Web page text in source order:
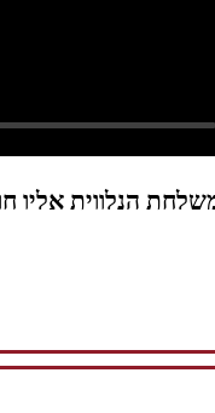
הנלווית אליו